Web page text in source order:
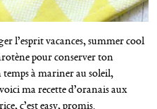
l’esprit vacances, summer cool
pour conserver ton
temps à mariner au soleil,
ma recette d’oranais aux
c’est easy, promis.